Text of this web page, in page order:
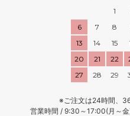
1
6
7 8
13
14 15
20
21 22
27
28 29
※ご注文は24時間、
営業時間 / 9:30～17:00(月～